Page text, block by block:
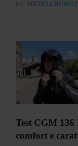
BY MICHELE RUBIN
Test CGM
comfort e